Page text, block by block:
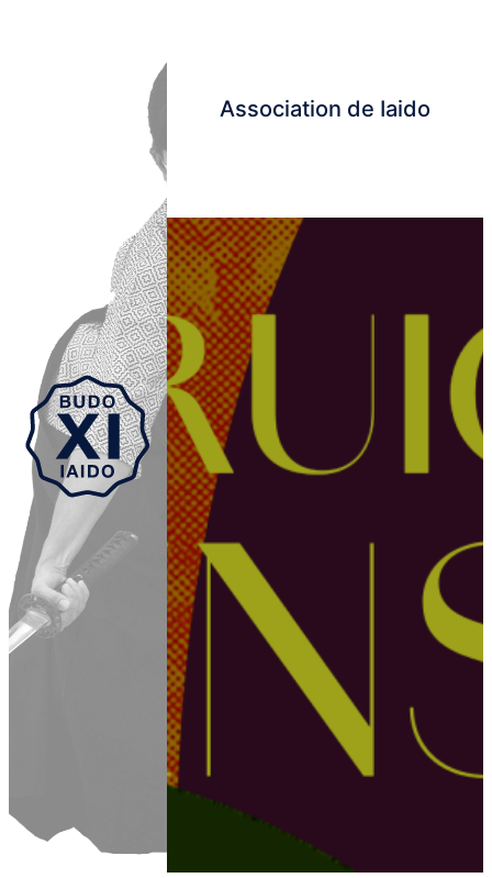
Association de Iaido